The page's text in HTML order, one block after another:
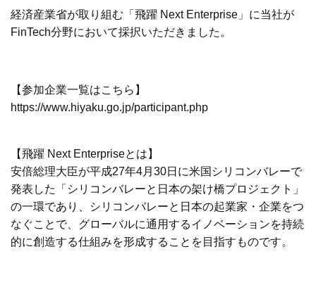
経済産業省が取り組む「飛躍 Next Enterprise」に当社が
FinTech分野において採択いただきました。
【参加企業一覧はこちら】
https://www.hiyaku.go.jp/participant.php
【飛躍 Next Enterpriseとは】
安倍総理大臣が平成27年4月30日に米国シリコンバレーで
発表した「シリコンバレーと日本の架け橋プロジェクト」
の一環であり、シリコンバレーと日本の起業家・企業をつ
なぐことで、グローバルに通用するイノベーションを持続
的に創造する仕組みを形成することを目指すものです。